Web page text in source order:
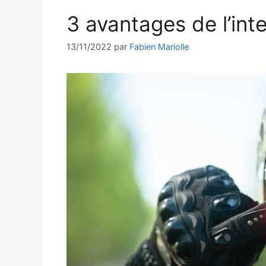
3 avantages de
13/11/2022 par Fabien Mariolle